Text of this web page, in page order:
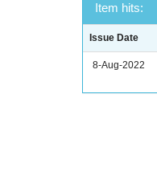
Item hits:
Issue Date
8-Aug-2022